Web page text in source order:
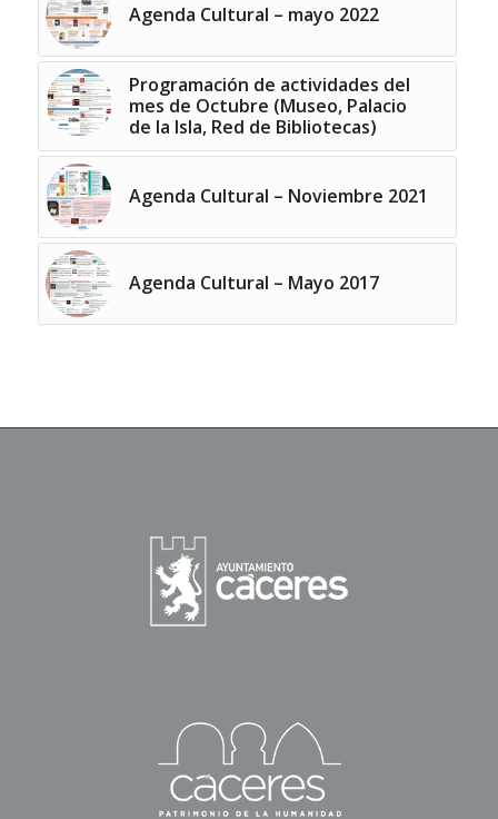
Agenda Cultural – mayo 2022
Programación de actividades del
mes de Octubre (Museo, Palacio
de la Isla, Red de Bibliotecas)
Agenda Cultural – Noviembre 2021
Agenda Cultural – Mayo 2017